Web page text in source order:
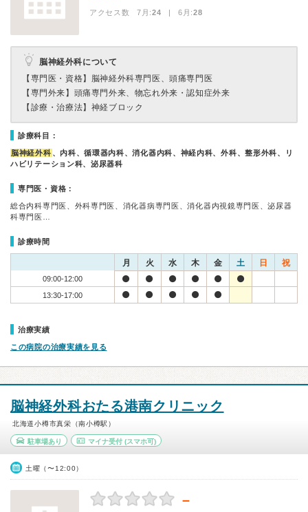
アクセス数 7月:24 | 6月:28
脳神経外科について
【専門医・資格】 脳神経外科専門医、頭痛専門医
【専門外来】 頭痛専門外来、物忘れ外来・認知症外来
【診療・治療法】 神経ブロック
診療科目：
脳神経外科 、内科、循環器内科、消化器内科、神経内科、外科、整形外科、リ
ハビリテーション科、泌尿器科
専門医・資格：
総合内科専門医、外科専門医、消化器病専門医、消化器内視鏡専門医、泌尿器
科専門医…
診療時間
月 火 水 木 金 土 日 祝
09:00-12:00
13:30-17:00
治療実績
この病院の治療実績を見る
脳神経外科おたる港南クリニック
北海道小樽市真栄（南小樽駅）
駐車場あり マイナ受付(スマホ可)
土曜（〜12:00）
－